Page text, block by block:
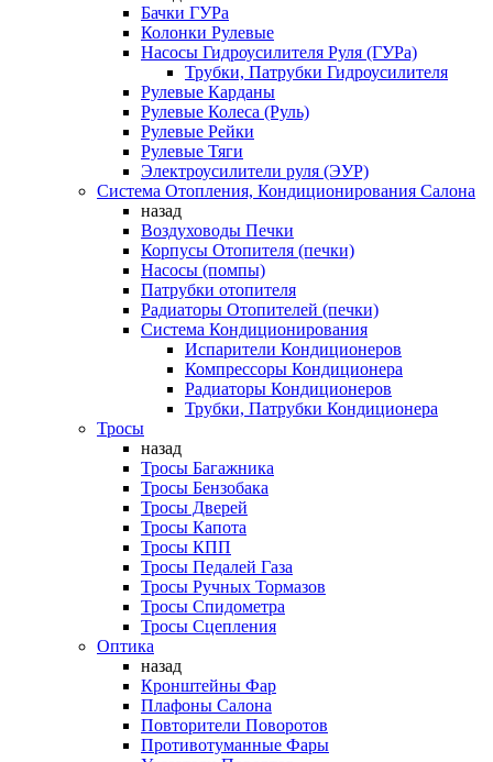
Бачки ГУРа
Колонки Рулевые
Насосы Гидроусилителя Руля (ГУРа)
Трубки, Патрубки Гидроусилителя
Рулевые Карданы
Рулевые Колеса (Руль)
Рулевые Рейки
Рулевые Тяги
Электроусилители руля (ЭУР)
Система Отопления, Кондиционирования Салона
назад
Воздуховоды Печки
Корпусы Отопителя (печки)
Насосы (помпы)
Патрубки отопителя
Радиаторы Отопителей (печки)
Система Кондиционирования
Испарители Кондиционеров
Компрессоры Кондиционера
Радиаторы Кондиционеров
Трубки, Патрубки Кондиционера
Тросы
назад
Тросы Багажника
Тросы Бензобака
Тросы Дверей
Тросы Капота
Тросы КПП
Тросы Педалей Газа
Тросы Ручных Тормазов
Тросы Спидометра
Тросы Сцепления
Оптика
назад
Кронштейны Фар
Плафоны Салона
Повторители Поворотов
Противотуманные Фары